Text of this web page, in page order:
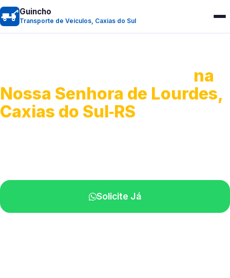
Guincho
Transporte de Veículos, Caxias do Sul
na
Nossa Senhora de Lourdes,
Caxias do Sul‑RS
Solicite Já